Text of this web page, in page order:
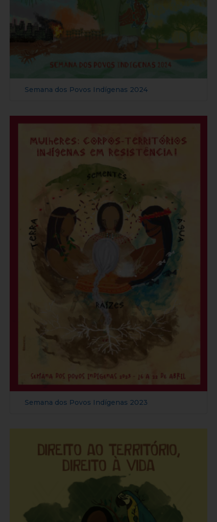
Semana dos Povos Indígenas 2024
Semana dos Povos Indígenas 2023